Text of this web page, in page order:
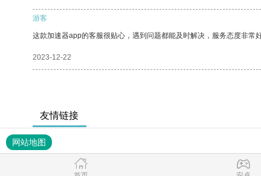
游客
这款加速器app的客服很贴心，遇到问题都能及时解决，服务态度非常好
2023-12-22
友情链接
网站地图